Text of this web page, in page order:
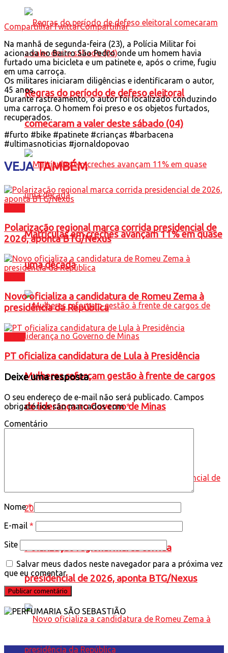
Regras do período de defeso eleitoral
comecaram a valer deste sábado (04)
Matrículas em creches avançam 11% em quase
uma década
Mulheres reforçam gestão à frente de cargos
de liderança no Governo de Minas
Polarização regional marca corrida
presidencial de 2026, aponta BTG/Nexus
CompartilharTwittarCompartilhar
Na manhã de segunda-feira (23), a Polícia Militar foi
acionada no Bairro São Pedro onde um homem havia
furtado uma bicicleta e um patinete e, após o crime, fugiu
em uma carroça.
Os militares iniciaram diligências e identificaram o autor,
45 anos.
Durante rastreamento, o autor foi localizado conduzindo
uma carroça. O homem foi preso e os objetos furtados,
recuperados.
#furto #bike #patinete #crianças #barbacena
#ultimasnoticias #jornaldopovao
VEJATAMBÉM
Polarização regional marca corrida presidencial de
2026, aponta BTG/Nexus
Novo oficializa a candidatura de Romeu Zema à
presidência da República
PT oficializa candidatura de Lula à Presidência
Deixe uma resposta
O seu endereço de e-mail não será publicado. Campos
obrigatórios são marcados com*
Comentário
Nome*
E-mail *
Site
Salvar meus dados neste navegador para a próxima vez
que eu comentar.